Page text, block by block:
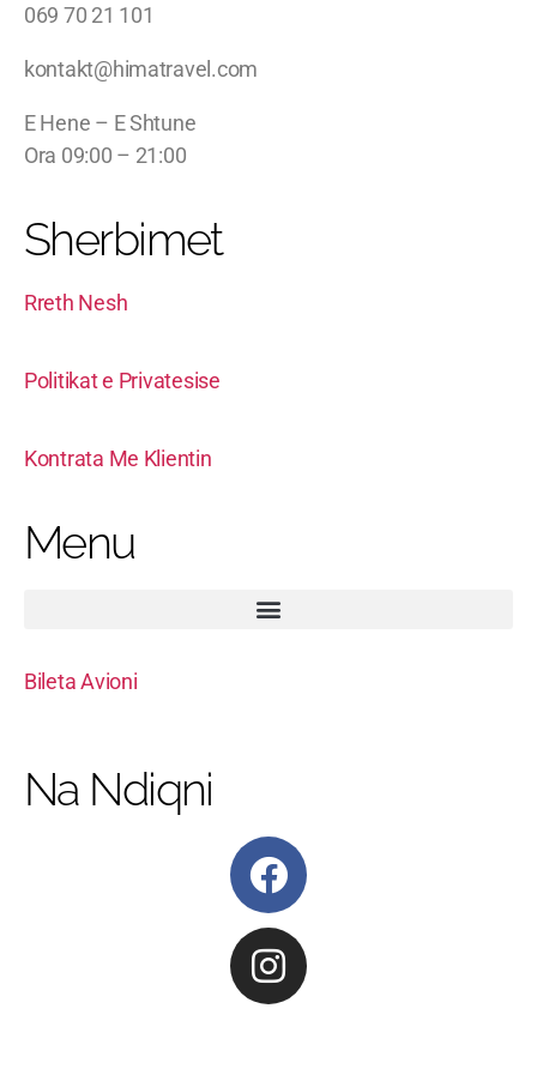
069 70 21 101
kontakt@himatravel.com
E Hene – E Shtune
Ora 09:00 – 21:00
Sherbimet
Rreth Nesh
Politikat e Privatesise
Kontrata Me Klientin
Menu
Bileta Avioni
Na Ndiqni